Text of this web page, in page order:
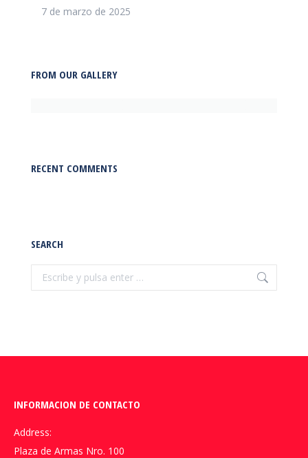
7 de marzo de 2025
FROM OUR GALLERY
RECENT COMMENTS
SEARCH
Buscar:
INFORMACION DE CONTACTO
Address:
Plaza de Armas Nro. 100